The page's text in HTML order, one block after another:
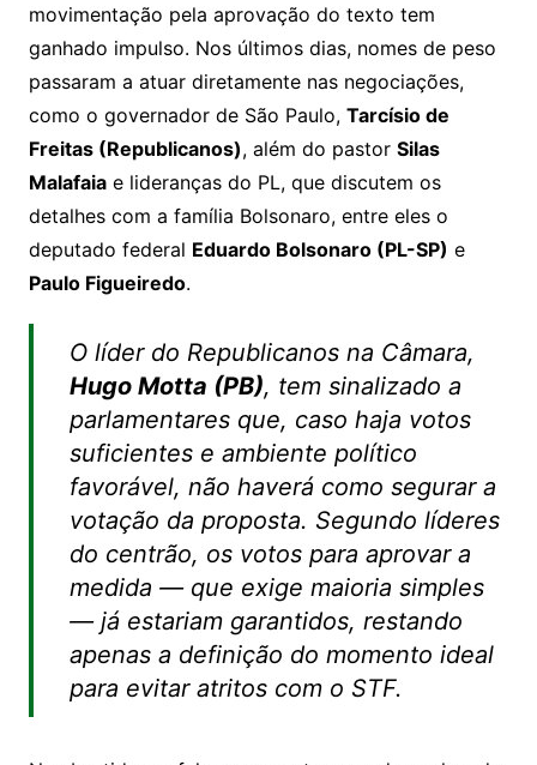
movimentação pela aprovação do texto tem
ganhado impulso. Nos últimos dias, nomes de peso
passaram a atuar diretamente nas negociações,
como o governador de São Paulo, Tarcísio de
Freitas (Republicanos), além do pastor Silas
Malafaiae lideranças do PL, que discutem os
detalhes com a família Bolsonaro, entre eles o
deputado federal Eduardo Bolsonaro (PL-SP) e
Paulo Figueiredo.
O líder do Republicanos na Câmara,
Hugo Motta (PB), tem sinalizado a
parlamentares que, caso haja votos
suficientes e ambiente político
favorável, não haverá como segurar a
votação da proposta. Segundo líderes
do centrão, os votos para aprovar a
medida — que exige maioria simples
— já estariam garantidos, restando
apenas a definição do momento ideal
para evitar atritos com o STF.